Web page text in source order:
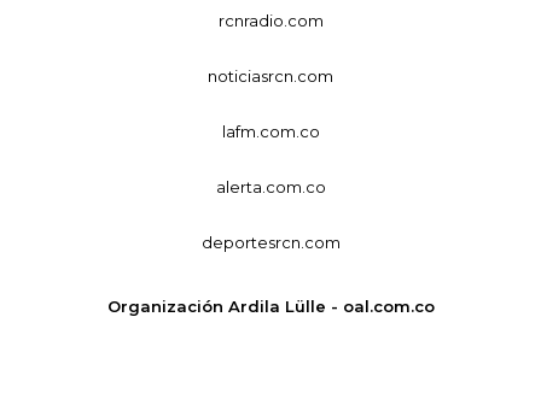
rcnradio.com
noticiasrcn.com
lafm.com.co
alerta.com.co
deportesrcn.com
Organización Ardila Lülle - oal.com.co